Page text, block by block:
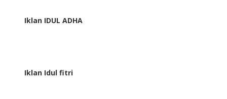
Iklan IDUL ADHA
Iklan Idul fitri